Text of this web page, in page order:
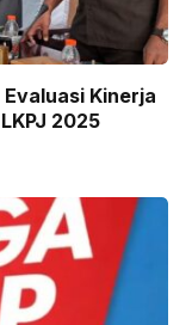
Kinerja
2025